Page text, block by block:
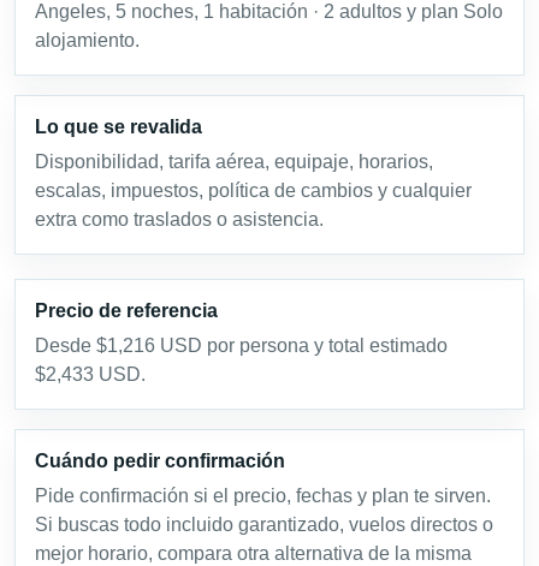
Angeles, 5 noches, 1 habitación · 2 adultos y plan Solo
alojamiento.
Lo que se revalida
Disponibilidad, tarifa aérea, equipaje, horarios,
escalas, impuestos, política de cambios y cualquier
extra como traslados o asistencia.
Precio de referencia
Desde $1,216 USD por persona y total estimado
$2,433 USD.
Cuándo pedir confirmación
Pide confirmación si el precio, fechas y plan te sirven.
Si buscas todo incluido garantizado, vuelos directos o
mejor horario, compara otra alternativa de la misma